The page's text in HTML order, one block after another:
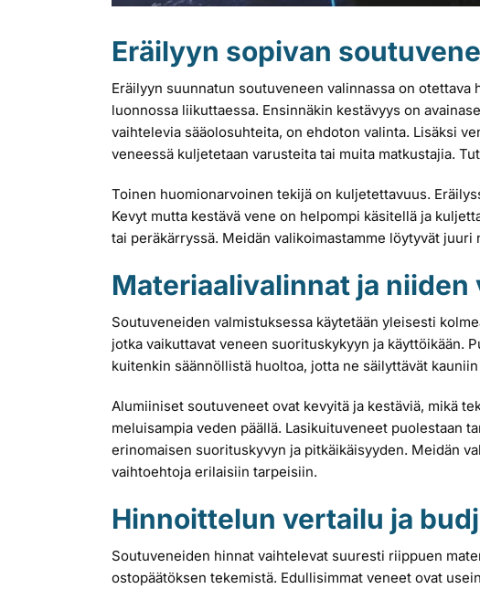
Eräilyyn sopivan
Eräilyyn suunnatun soutuveneen valinnassa on
luonnossa liikuttaessa. Ensinnäkin kestävyys on
vaihtelevia sääolosuhteita, on ehdoton valinta. Lisäksi
veneessä kuljetetaan varusteita tai muita matkustajia.
Toinen huomionarvoinen tekijä on kuljetettavuus.
Kevyt mutta kestävä vene on helpompi käsitellä ja
tai peräkärryssä. Meidän valikoimastamme löytyvät
Materiaalivalinnat ja
Soutuveneiden valmistuksessa käytetään yleisesti
jotka vaikuttavat veneen suorituskykyyn ja käyttöikään.
kuitenkin säännöllistä huoltoa, jotta ne säilyttävät
Alumiiniset soutuveneet ovat kevyitä ja kestäviä, mikä
meluisampia veden päällä. Lasikuituveneet puolestaan
erinomaisen suorituskyvyn ja pitkäikäisyyden. Meidän
vaihtoehtoja erilaisiin tarpeisiin.
Hinnoittelun vertailu ja
Soutuveneiden hinnat vaihtelevat suuresti riippuen
ostopäätöksen tekemistä. Edullisimmat veneet ovat